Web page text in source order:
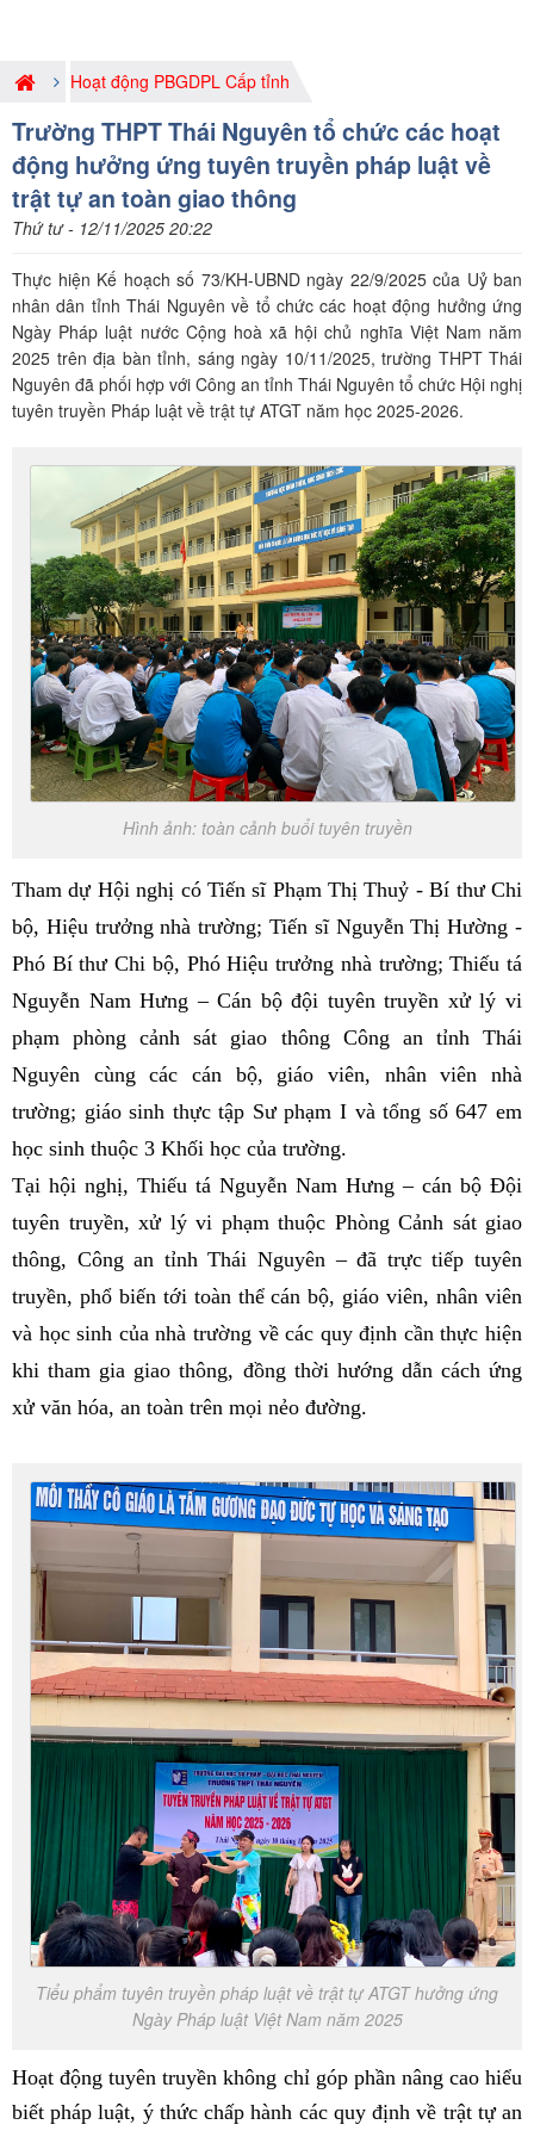
Hoạt động PBGDPL Cấp tỉnh
Trường THPT Thái Nguyên tổ chức các hoạt
động hưởng ứng tuyên truyền pháp luật về
trật tự an toàn giao thông
Thứ tư - 12/11/2025 20:22
Thực hiện Kế hoạch số 73/KH-UBND ngày 22/9/2025 của Uỷ ban
nhân dân tỉnh Thái Nguyên về tổ chức các hoạt động hưởng ứng
Ngày Pháp luật nước Cộng hoà xã hội chủ nghĩa Việt Nam năm
2025 trên địa bàn tỉnh, sáng ngày 10/11/2025, trường THPT Thái
Nguyên đã phối hợp với Công an tỉnh Thái Nguyên tổ chức Hội nghị
tuyên truyền Pháp luật về trật tự ATGT năm học 2025-2026.
Hình ảnh: toàn cảnh buổi tuyên truyền
Tham dự Hội nghị có Tiến sĩ Phạm Thị Thuỷ - Bí thư Chi
bộ, Hiệu trưởng nhà trường; Tiến sĩ Nguyễn Thị Hường -
Phó Bí thư Chi bộ, Phó Hiệu trưởng nhà trường; Thiếu tá
Nguyễn Nam Hưng – Cán bộ đội tuyên truyền xử lý vi
phạm phòng cảnh sát giao thông Công an tỉnh Thái
Nguyên cùng các cán bộ, giáo viên, nhân viên nhà
trường; giáo sinh thực tập Sư phạm I và tổng số 647 em
học sinh thuộc 3 Khối học của trường.
Tại hội nghị, Thiếu tá Nguyễn Nam Hưng – cán bộ Đội
tuyên truyền, xử lý vi phạm thuộc Phòng Cảnh sát giao
thông, Công an tỉnh Thái Nguyên – đã trực tiếp tuyên
truyền, phổ biến tới toàn thể cán bộ, giáo viên, nhân viên
và học sinh của nhà trường về các quy định cần thực hiện
khi tham gia giao thông, đồng thời hướng dẫn cách ứng
xử văn hóa, an toàn trên mọi nẻo đường.
Tiểu phẩm tuyên truyền pháp luật về trật tự ATGT hưởng ứng
Ngày Pháp luật Việt Nam năm 2025
Hoạt động tuyên truyền không chỉ góp phần nâng cao hiểu
biết pháp luật, ý thức chấp hành các quy định về trật tự an